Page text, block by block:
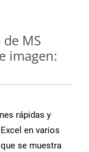
MS
imagen:
rápidas y
en varios
se muestra